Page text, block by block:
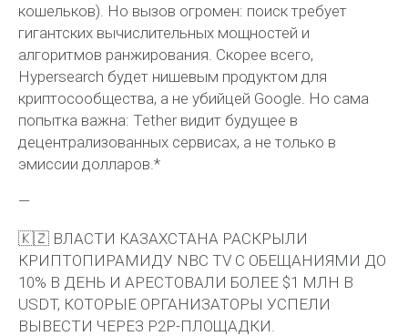
кошельков). Но вызов огромен: поиск требует
гигантских вычислительных мощностей и
алгоритмов ранжирования. Скорее всего,
Hypersearch будет нишевым продуктом для
криптосообщества, а не убийцей Google. Но сама
попытка важна: Tether видит будущее в
децентрализованных сервисах, а не только в
эмиссии долларов.*
—
🇰🇿 ВЛАСТИ КАЗАХСТАНА РАСКРЫЛИ
КРИПТОПИРАМИДУ NBC TV С ОБЕЩАНИЯМИ ДО
10% В ДЕНЬ И АРЕСТОВАЛИ БОЛЕЕ $1 МЛН В
USDT, КОТОРЫЕ ОРГАНИЗАТОРЫ УСПЕЛИ
ВЫВЕСТИ ЧЕРЕЗ P2P-ПЛОЩАДКИ.